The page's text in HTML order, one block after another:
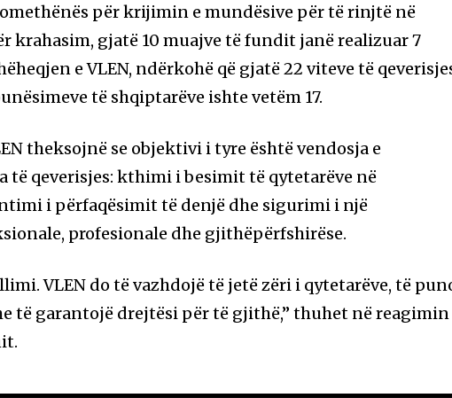
për krijimin e mundësive për të rinjtë në
krahasim, gjatë 10 muajve të fundit janë realizuar 7
e VLEN, ndërkohë që gjatë 22 viteve të
të shqiptarëve ishte vetëm 17.
theksojnë se objektivi i tyre është vendosja e
të qeverisjes: kthimi i besimit të qytetarëve në
i përfaqësimit të denjë dhe sigurimi i një
profesionale dhe gjithëpërfshirëse.
VLEN do të vazhdojë të jetë zëri i qytetarëve, të
të garantojë drejtësi për të gjithë,” thuhet në reagimin